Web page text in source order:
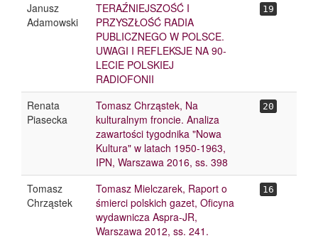
Janusz
Adamowski
TERAŹNIEJSZOŚĆ I
PRZYSZŁOŚĆ RADIA
PUBLICZNEGO W POLSCE.
UWAGI I REFLEKSJE NA 90-
LECIE POLSKIEJ
RADIOFONII
19
Renata
Piasecka
Tomasz Chrząstek, Na
kulturalnym froncie. Analiza
zawartości tygodnika "Nowa
Kultura" w latach 1950-1963,
IPN, Warszawa 2016, ss. 398
20
Tomasz
Chrząstek
Tomasz Mielczarek, Raport o
śmierci polskich gazet, Oficyna
wydawnicza Aspra-JR,
Warszawa 2012, ss. 241.
16